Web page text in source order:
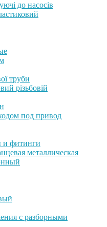
до насосів
труби
різьбовій
под привод
и фитинги
металлическая
с разборными